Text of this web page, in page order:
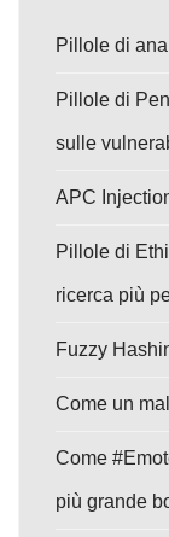
Pillole di
Pillole di
sulle
APC
Pillole di
ricerca più
Fuzzy
Come un
Come
più grande